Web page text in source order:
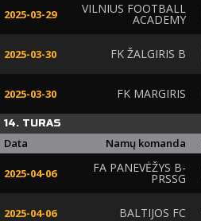
2025-03-29 VILNIUS FOOTBALL
ACADEMY
2025-03-30 FK ŽALGIRIS B
2025-03-30 FK MARGIRIS
14. TURAS
Data Namų komanda
2025-04-06 FA PANEVĖŽYS B-
PRSSG
2025-04-06 BALTIJOS FC